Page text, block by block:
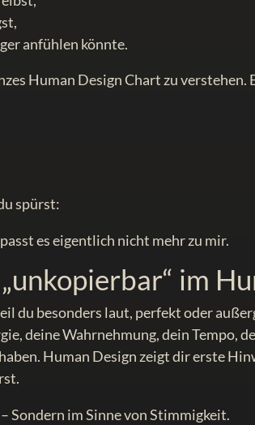
anfühlen könnte.
Human Design Chart zu verstehen.
spürst:
es eigentlich nicht mehr zu mir.
im
du besonders laut, perfekt oder
deine Wahrnehmung, dein Tempo,
Human Design zeigt dir erste
Sondern im Sinne von Stimmigkeit.